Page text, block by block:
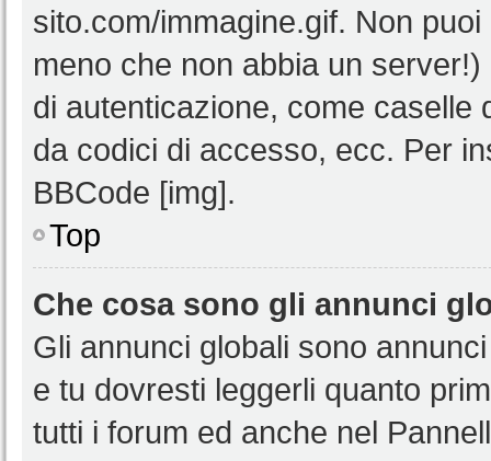
sito.com/immagine.gif. Non
meno che non abbia un
di autenticazione, come caselle
da codici di accesso, ecc. Per
BBCode [img].
Top
Che cosa sono gli annunci
Gli annunci globali sono
e tu dovresti leggerli quanto
tutti i forum ed anche nel